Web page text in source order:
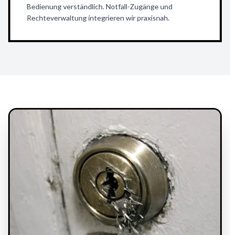
Bedienung verständlich. Notfall-Zugänge und
Rechteverwaltung integrieren wir praxisnah.